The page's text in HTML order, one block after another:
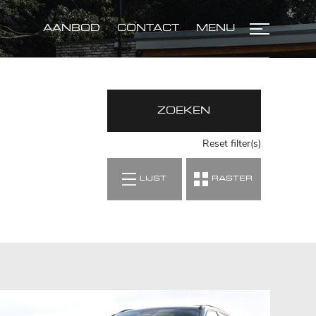
AANBOD CONTACT MENU
ZOEKEN
Reset filter(s)
LIJST RASTER